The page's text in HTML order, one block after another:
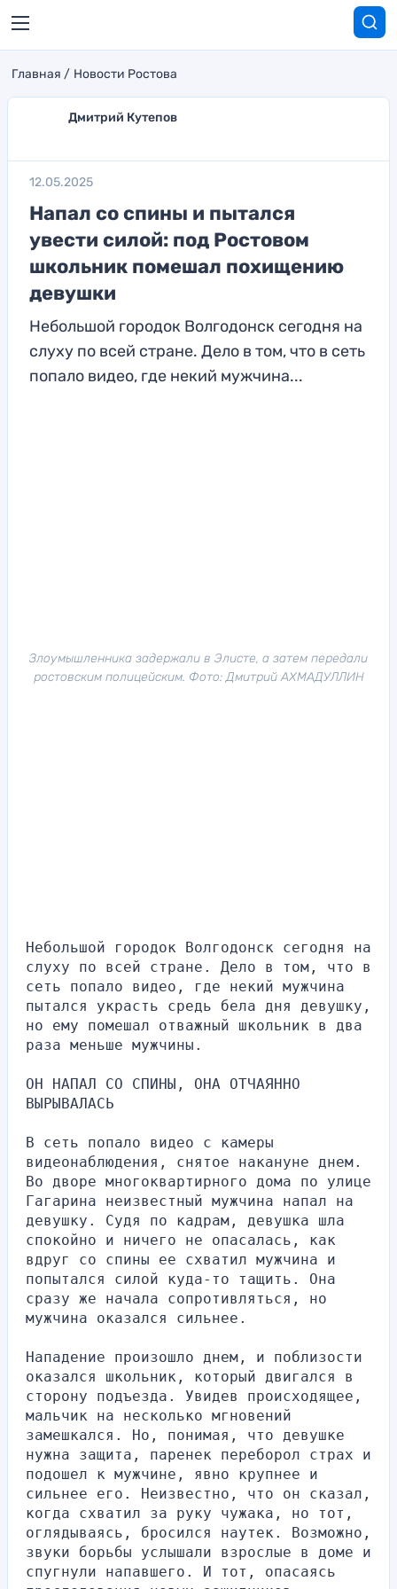
Главная Новости Ростова
Дмитрий Кутепов
12.05.2025
Напал со спины и пытался
увести силой: под Ростовом
школьник помешал похищению
девушки
Небольшой городок Волгодонск сегодня на
слуху по всей стране. Дело в том, что в сеть
попало видео, где некий мужчина...
Злоумышленника задержали в Элисте, а затем передали
ростовским полицейским. Фото: Дмитрий АХМАДУЛЛИН
Небольшой городок Волгодонск сегодня на
слуху по всей стране. Дело в том, что в
сеть попало видео, где некий мужчина
пытался украсть средь бела дня девушку,
но ему помешал отважный школьник в два
раза меньше мужчины.
ОН НАПАЛ СО СПИНЫ, ОНА ОТЧАЯННО
ВЫРЫВАЛАСЬ
В сеть попало видео с камеры
видеонаблюдения, снятое накануне днем.
Во дворе многоквартирного дома по улице
Гагарина неизвестный мужчина напал на
девушку. Судя по кадрам, девушка шла
спокойно и ничего не опасалась, как
вдруг со спины ее схватил мужчина и
попытался силой куда-то тащить. Она
сразу же начала сопротивляться, но
мужчина оказался сильнее.
Нападение произошло днем, и поблизости
оказался школьник, который двигался в
сторону подъезда. Увидев происходящее,
мальчик на несколько мгновений
замешкался. Но, понимая, что девушке
нужна защита, паренек переборол страх и
подошел к мужчине, явно крупнее и
сильнее его. Неизвестно, что он сказал,
когда схватил за руку чужака, но тот,
оглядываясь, бросился наутек. Возможно,
звуки борьбы услышали взрослые в доме и
спугнули напавшего. И тот, опасаясь